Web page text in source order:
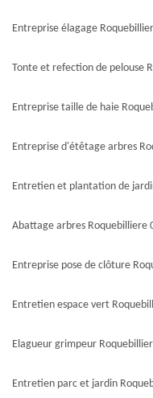
Entreprise élagage
Tonte et refection de pelouse
Entreprise taille de haie
Entreprise d'étêtage arbres
Entretien et plantation de
Abattage arbres Roquebilliere
Entreprise pose de clôture
Entretien espace vert
Elagueur grimpeur
Entretien parc et jardin